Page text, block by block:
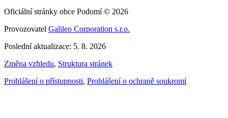
Oficiální stránky obce Podomí © 2026
Provozovatel Galileo Corporation s.r.o.
Poslední aktualizace: 5. 8. 2026
Změna vzhledu, Struktura stránek
Prohlášení o přístupnosti, Prohlášení o ochraně soukromí